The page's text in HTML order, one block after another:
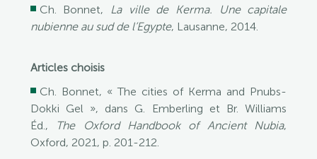
Ch. Bonnet, La ville de Kerma. Une capitale
nubienne au sud de l’Egypte, Lausanne, 2014.
Articles choisis
Ch. Bonnet, « The cities of Kerma and Pnubs-
Dokki Gel », dans G. Emberling et Br. Williams
Éd.,
The Oxford Handbook of Ancient Nubia,
Oxford, 2021, p. 201-212.